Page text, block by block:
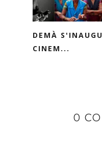
DEMÀ
CINEM...
0